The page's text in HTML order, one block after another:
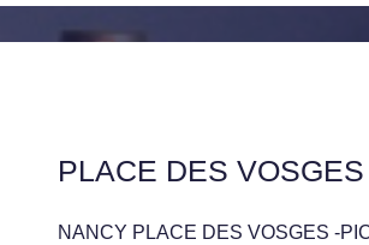
NANCY PLACE DES VOSGES -